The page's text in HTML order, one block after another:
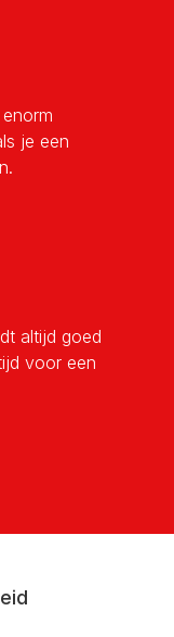
je een
altijd goed
voor een